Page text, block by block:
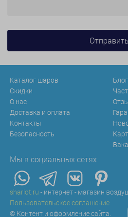
Каталог шаров
Скидки
О нас
Доставка и оплата
Контакты
Безопасность
Блог
Мы в социальных сетях
sharlot.ru - интернет - магазин
Пользовательское соглашение
© Контент и оформление сайта.